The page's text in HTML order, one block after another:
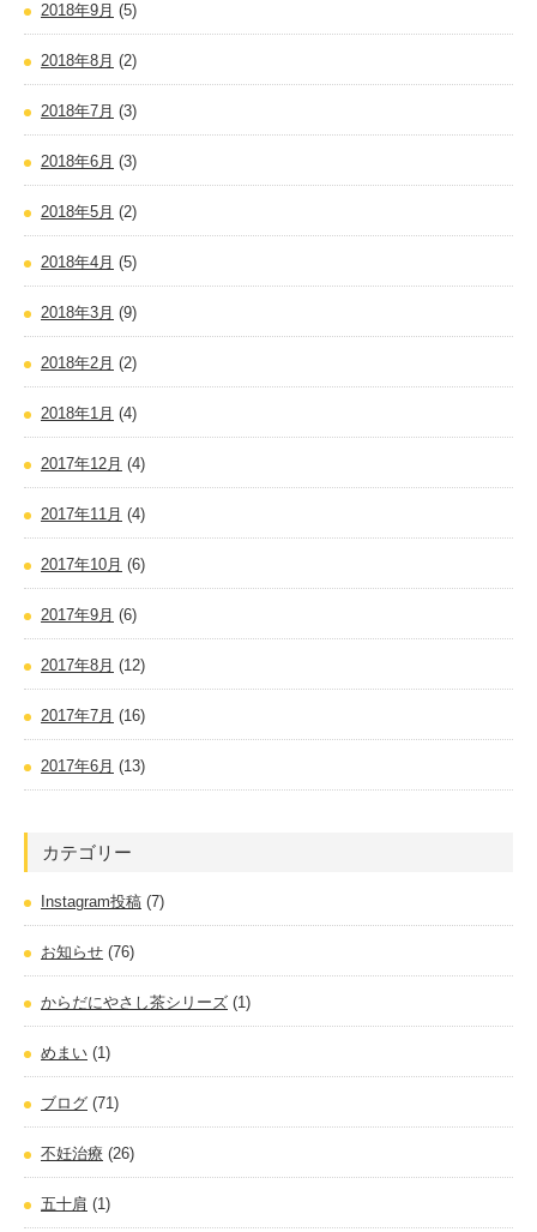
2018年9月 (5)
2018年8月 (2)
2018年7月 (3)
2018年6月 (3)
2018年5月 (2)
2018年4月 (5)
2018年3月 (9)
2018年2月 (2)
2018年1月 (4)
2017年12月 (4)
2017年11月 (4)
2017年10月 (6)
2017年9月 (6)
2017年8月 (12)
2017年7月 (16)
2017年6月 (13)
カテゴリー
Instagram投稿 (7)
お知らせ (76)
からだにやさし茶シリーズ (1)
めまい (1)
ブログ (71)
不妊治療 (26)
五十肩 (1)